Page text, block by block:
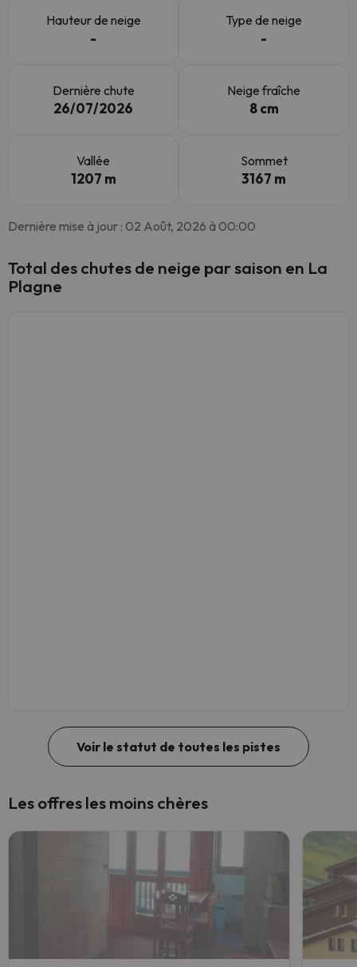
Hauteur de neige
-
Type de neige
-
Dernière chute
26/07/2026
Neige fraîche
8 cm
Vallée
1207 m
Sommet
3167 m
Dernière mise à jour : 02 Août, 2026 à 00:00
Total des chutes de neige par saison en La
Plagne
Voir le statut de toutes les pistes
Les offres les moins chères